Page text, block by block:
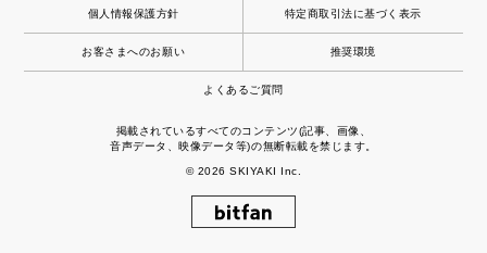
個人情報保護方針 特定商取引法に基づく表示
お客さまへのお願い 推奨環境
よくあるご質問
掲載されているすべてのコンテンツ(記事、画像、
音声データ、映像データ等)の無断転載を禁じます。
© 2026SKIYAKI Inc.